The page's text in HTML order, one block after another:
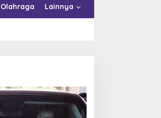
Olahraga Lainnya